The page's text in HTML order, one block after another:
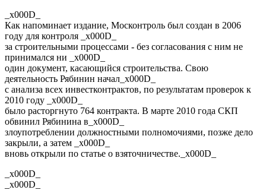
_x000D_
Как напоминает издание, Москонтроль был создан в 2006
году для контроля _x000D_
за строительными процессами - без согласования с ним не
принимался ни _x000D_
один документ, касающийся строительства. Свою
деятельность Рябинин начал_x000D_
с анализа всех инвестконтрактов, по результатам проверок к
2010 году _x000D_
было расторгнуто 764 контракта. В марте 2010 года СКП
обвинил Рябинина в_x000D_
злоупотреблении должностными полномочиями, позже дело
закрыли, а затем _x000D_
вновь открыли по статье о взяточничестве._x000D_
_x000D_
_x000D_